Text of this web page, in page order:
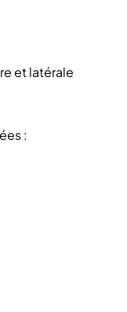
et latérale
: